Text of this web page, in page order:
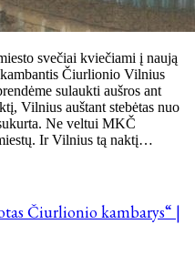
svečiai kviečiami į naują
Čiurlionio Vilnius
sulaukti aušros ant
Vilnius auštant stebėtas nuo
Ne veltui MKČ
Ir Vilnius tą naktį…
Čiurlionio kambarys“ |